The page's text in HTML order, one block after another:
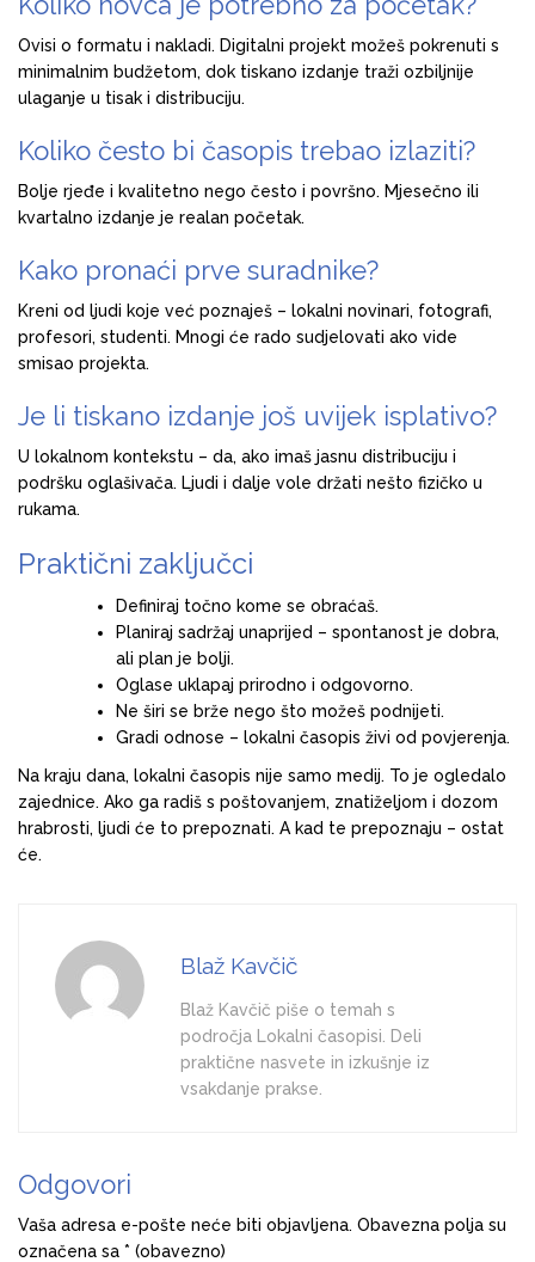
Ovisi o formatu i nakladi. Digitalni projekt možeš pokrenuti s
minimalnim budžetom, dok tiskano izdanje traži ozbiljnije
ulaganje u tisak i distribuciju.
Koliko često bi časopis trebao izlaziti?
Bolje rjeđe i kvalitetno nego često i površno. Mjesečno ili
kvartalno izdanje je realan početak.
Kako pronaći prve suradnike?
Kreni od ljudi koje već poznaješ – lokalni novinari, fotografi,
profesori, studenti. Mnogi će rado sudjelovati ako vide
smisao projekta.
Je li tiskano izdanje još uvijek isplativo?
U lokalnom kontekstu – da, ako imaš jasnu distribuciju i
podršku oglašivača. Ljudi i dalje vole držati nešto fizičko u
rukama.
Praktični zaključci
Definiraj točno kome se obraćaš.
Planiraj sadržaj unaprijed – spontanost je dobra,
ali plan je bolji.
Oglase uklapaj prirodno i odgovorno.
Ne širi se brže nego što možeš podnijeti.
Gradi odnose – lokalni časopis živi od povjerenja.
Na kraju dana, lokalni časopis nije samo medij. To je ogledalo
zajednice. Ako ga radiš s poštovanjem, znatiželjom i dozom
hrabrosti, ljudi će to prepoznati. A kad te prepoznaju – ostat
će.
Blaž Kavčič
Blaž Kavčič piše o temah s
področja Lokalni časopisi. Deli
praktične nasvete in izkušnje iz
vsakdanje prakse.
Odgovori
Vaša adresa e-pošte neće biti objavljena. Obavezna polja su
označena sa * (obavezno)